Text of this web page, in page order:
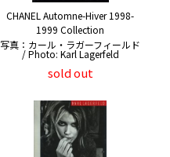
CHANEL Automne-Hiver 1998-
1999 Collection
写真：カール・ラガーフィールド
/ Photo: Karl Lagerfeld
sold out